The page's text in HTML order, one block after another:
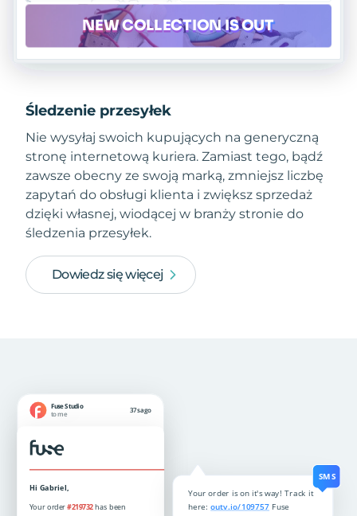
Śledzenie przesyłek
Nie wysyłaj swoich kupujących na generyczną
stronę internetową kuriera. Zamiast tego, bądź
zawsze obecny ze swoją marką, zmniejsz liczbę
zapytań do obsługi klienta i zwiększ sprzedaż
dzięki własnej, wiodącej w branży stronie do
śledzenia przesyłek.
Dowiedz się więcej